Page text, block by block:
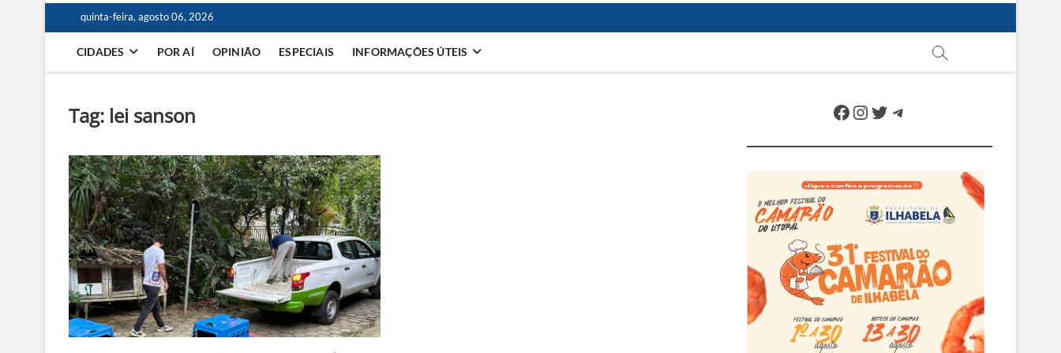
quinta-feira, agosto 06, 2026
CIDADES POR AÍ OPINIÃO ESPECIAIS INFORMAÇÕES ÚTEIS
Tag: lei sanson Facebook
Instagram
Twitter
Telegram